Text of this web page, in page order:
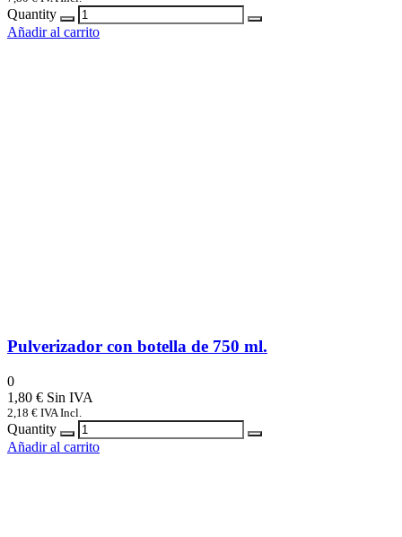
Quantity
Añadir al carrito
Pulverizador con botella de 750 ml.
0
1,80 €
2,18 € IVA Incl.
Quantity
Añadir al carrito